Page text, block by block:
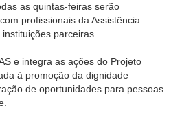
as quintas-feiras serão
profissionais da Assistência
parceiras.
e integra as ações do Projeto
à promoção da dignidade
de oportunidades para pessoas